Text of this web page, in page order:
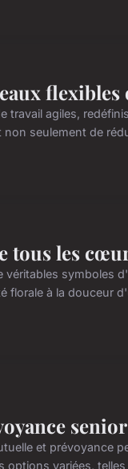
flexibles
travail agiles,
seulement de
tous les
symboles
florale à la douceur
senior
et prévoyance
options variées, telles